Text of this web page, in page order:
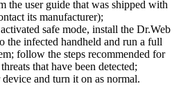
the user guide that was shipped with
its manufacturer);
safe mode, install the Dr.Web
the infected handheld and run a full
follow the steps recommended for
that have been detected;
and turn it on as normal.